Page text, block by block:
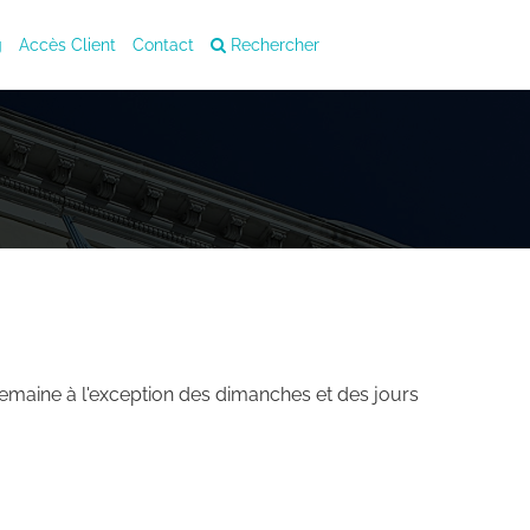
Accès Client Contact Rechercher
à l'exception des dimanches et des jours